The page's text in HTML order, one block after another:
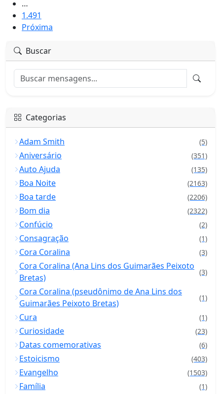
…
1.491
Próxima
Buscar
Categorias
Adam Smith (5)
Aniversário (351)
Auto Ajuda (135)
Boa Noite (2163)
Boa tarde (2206)
Bom dia (2322)
Confúcio (2)
Consagração (1)
Cora Coralina (3)
Cora Coralina (Ana Lins dos Guimarães Peixoto
Bretas)
(3)
Cora Coralina (pseudônimo de Ana Lins dos
Guimarães Peixoto Bretas)
(1)
Cura (1)
Curiosidade (23)
Datas comemorativas (6)
Estoicismo (403)
Evangelho (1503)
Família (1)